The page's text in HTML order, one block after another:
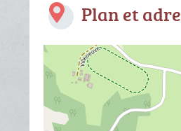
Plan et